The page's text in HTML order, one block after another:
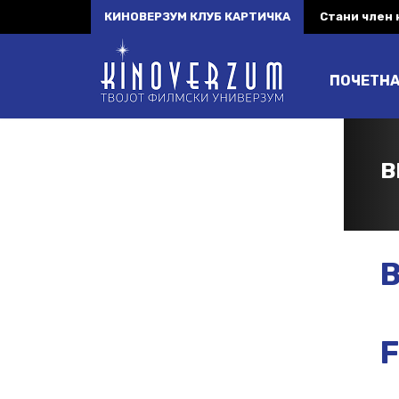
КИНОВЕРЗУМ КЛУБ КАРТИЧКА Стани член
ПОЧЕТНА